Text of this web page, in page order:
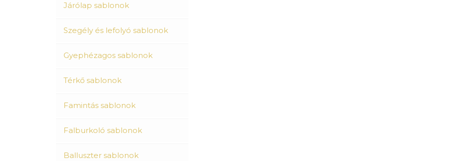
Járólap sablonok
Szegély és lefolyó sablonok
Gyephézagos sablonok
Térkő sablonok
Famintás sablonok
Falburkoló sablonok
Balluszter sablonok